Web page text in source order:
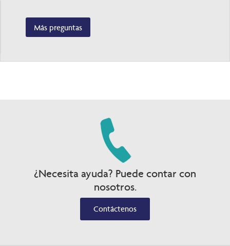
Más preguntas
¿Necesita ayuda? Puede contar con
nosotros.
Contáctenos